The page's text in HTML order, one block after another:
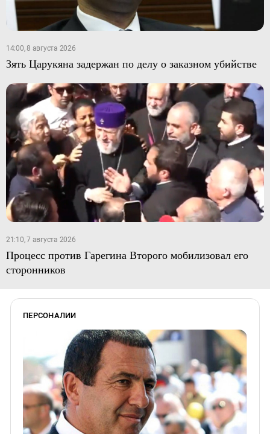
14:00, 8 августа 2026
Зять Царукяна задержан по делу о заказном убийстве
21:10, 7 августа 2026
Процесс против Гарегина Второго мобилизовал его
сторонников
ПЕРСОНАЛИИ